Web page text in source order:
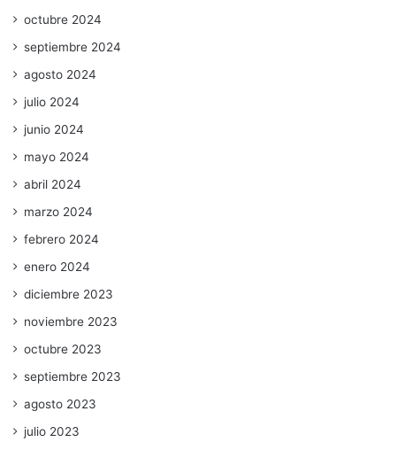
octubre 2024
septiembre 2024
agosto 2024
julio 2024
junio 2024
mayo 2024
abril 2024
marzo 2024
febrero 2024
enero 2024
diciembre 2023
noviembre 2023
octubre 2023
septiembre 2023
agosto 2023
julio 2023